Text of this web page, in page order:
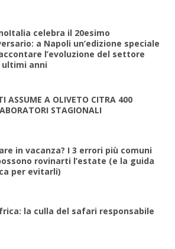
celebra il 20esimo
a Napoli un’edizione speciale
l’evoluzione del settore
ultimi anni
ASSUME A OLIVETO CITRA 400
STAGIONALI
in vacanza? I 3 errori più comuni
rovinarti l’estate (e la guida
per evitarli)
la culla del safari responsabile